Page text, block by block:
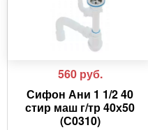
560 руб.
Сифон Ани 1 1/2 40
стир маш г/тр 40х50
(С0310)